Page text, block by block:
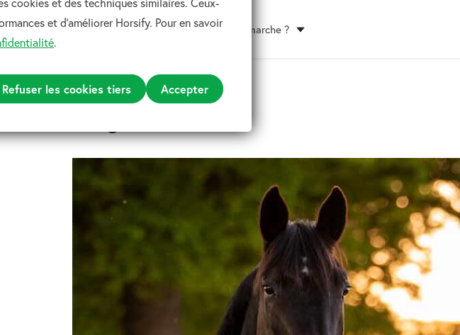
Comment ça marche ?
et d'améliorer Horsify. Pour en savoir
.
Refuser les cookies tiers Accepter